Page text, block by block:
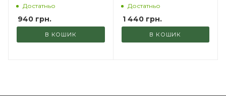
Достатньо
940 грн.
В КОШИК
Достатньо
1 440грн.
В КОШИК